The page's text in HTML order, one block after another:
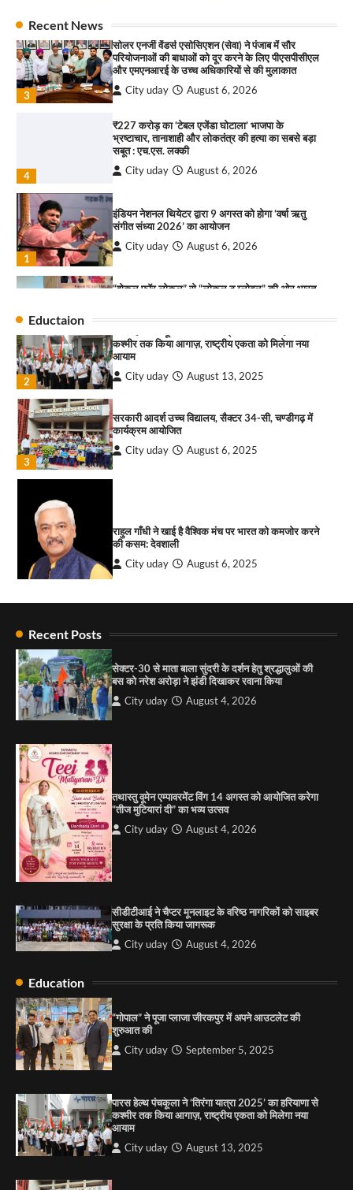
Recent News
3
सोलर एनर्जी वेंडर्स एसोसिएशन (सेवा) ने पंजाब में सौर
परियोजनाओं की बाधाओं को दूर करने के लिए पीएसपीसीएल
और एमएनआरई के उच्च अधिकारियों से की मुलाकात
City uday August 6, 2026
4
₹227 करोड़ का ‘टेबल एजेंडा घोटाला’ भाजपा के
भ्रष्टाचार, तानाशाही और लोकतंत्र की हत्या का सबसे बड़ा
सबूत : एच.एस. लक्की
City uday August 6, 2026
1
इंडियन नेशनल थियेटर द्वारा 9 अगस्त को होगा ‘वर्षा ऋतु
संगीत संध्या 2026’ का आयोजन
City uday August 6, 2026
2
“वोकल फॉर लोकल” से “लोकल टू ग्लोबल” की ओर भारत
City uday August 6, 2026
3
सोलर एनर्जी वेंडर्स एसोसिएशन (सेवा) ने पंजाब में सौर
परियोजनाओं की बाधाओं को दूर करने के लिए पीएसपीसीएल
City uday August 6, 2026
₹227 करोड़ का ‘टेबल एजेंडा घोटाला’ भाजपा के
भ्रष्टाचार, तानाशाही और लोकतंत्र की हत्या का सबसे बड़ा
Eductaion
3
सरकारी आदर्श उच्च विद्यालय, सैक्टर 34-सी, चण्डीगढ़ में
कार्यक्रम आयोजित
City uday August 6, 2025
4
राहुल गाँधी ने खाई है वैश्विक मंच पर भारत को कमजोर करने
की कसम: देवशाली
City uday August 6, 2025
“गोपाल” ने पूजा प्लाजा जीरकपुर में अपने आउटलेट की
शुरुआत की
City uday September 5, 2025
2
कश्मीर तक किया आगाज़, राष्ट्रीय एकता को मिलेगा नया
आयाम
City uday August 13, 2025
3
सरकारी आदर्श उच्च विद्यालय, सैक्टर 34-सी, चण्डीगढ़ में
कार्यक्रम आयोजित
City uday August 6, 2025
राहुल गाँधी ने खाई है वैश्विक मंच पर भारत को कमजोर करने
की कसम: देवशाली
City uday August 6, 2025
1
City uday September 5, 2025
2
3
सरकारी आदर्श उच्च विद्यालय, सैक्टर 34-सी, चण्डीगढ़ में
कार्यक्रम आयोजित
4
राहुल गाँधी ने खाई है वैश्विक मंच पर भारत को कमजोर करने
की कसम: देवशाली
City uday August 6, 2025
Recent Posts
सेक्टर-30 से माता बाला सुंदरी के दर्शन हेतु श्रद्धालुओं की
बस को नरेश अरोड़ा ने झंडी दिखाकर रवाना किया
City uday August 4, 2026
तथास्तु वूमेन एम्पावरमेंट विंग 14 अगस्त को आयोजित करेगा
“तीज मुटियारां दी” का भव्य उत्सव
City uday August 4, 2026
सीडीटीआई ने चैप्टर मूनलाइट के वरिष्ठ नागरिकों को साइबर
सुरक्षा के प्रति किया जागरूक
City uday August 4, 2026
Education
“गोपाल” ने पूजा प्लाजा जीरकपुर में अपने आउटलेट की
शुरुआत की
City uday September 5, 2025
पारस हेल्थ पंचकूला ने ‘तिरंगा यात्रा 2025’ का हरियाणा से
कश्मीर तक किया आगाज़, राष्ट्रीय एकता को मिलेगा नया
आयाम
City uday August 13, 2025